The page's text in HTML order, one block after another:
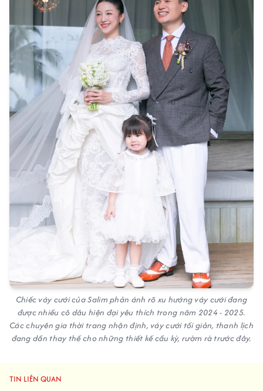
Chiếc váy cưới của Salim phản ánh rõ xu hướng váy cưới đang
được nhiều cô dâu hiện đại yêu thích trong năm 2024 - 2025.
Các chuyên gia thời trang nhận định, váy cưới tối giản, thanh lịch
đang dần thay thế cho những thiết kế cầu kỳ, rườm rà trước đây.
TIN LIÊN QUAN